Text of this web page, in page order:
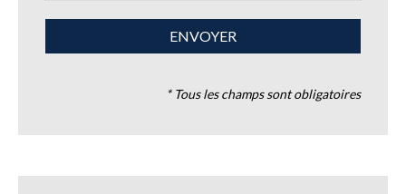
* Tous les champs sont obligatoires